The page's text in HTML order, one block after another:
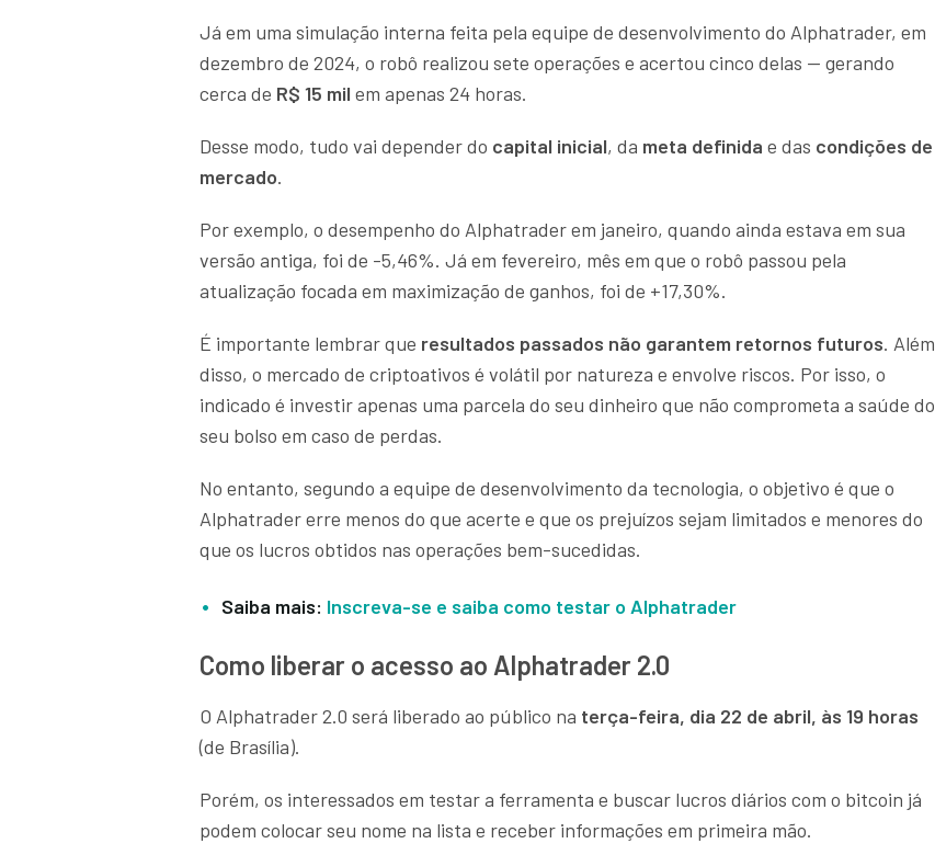
Já em uma simulação interna feita pela equipe de desenvolvimento do Alphatrader, em
dezembro de 2024, o robô realizou sete operações e acertou cinco delas — gerando
cerca de R$ 15 mil em apenas 24 horas.
Desse modo, tudo vai depender do capital inicial, da meta definida e das condições de
mercado.
Por exemplo, o desempenho do Alphatrader em janeiro, quando ainda estava em sua
versão antiga, foi de -5,46%. Já em fevereiro, mês em que o robô passou pela
atualização focada em maximização de ganhos, foi de +17,30%.
É importante lembrar que resultados passados não garantem retornos futuros. Além
disso, o mercado de criptoativos é volátil por natureza e envolve riscos. Por isso, o
indicado é investir apenas uma parcela do seu dinheiro que não comprometa a saúde do
seu bolso em caso de perdas.
No entanto, segundo a equipe de desenvolvimento da tecnologia, o objetivo é que o
Alphatrader erre menos do que acerte e que os prejuízos sejam limitados e menores do
que os lucros obtidos nas operações bem-sucedidas.
Saiba mais: Inscreva-se e saiba como testar o Alphatrader
Como liberar o acesso ao Alphatrader 2.0
O Alphatrader 2.0 será liberado ao público na terça-feira, dia 22 de abril, às 19 horas
(de Brasília).
Porém, os interessados em testar a ferramenta e buscar lucros diários com o bitcoin já
podem colocar seu nome na lista e receber informações em primeira mão.